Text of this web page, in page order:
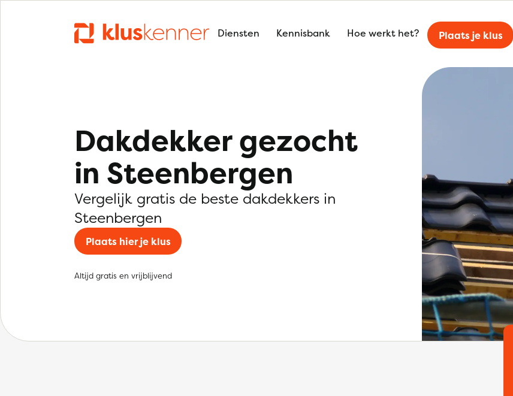
Diensten Kennisbank Hoe werkt het? Plaats je klus
Dakdekker gezocht
in Steenbergen
Vergelijk gratis de beste dakdekkers in
Steenbergen
Plaats hier je klus
Altijd gratis en vrijblijvend